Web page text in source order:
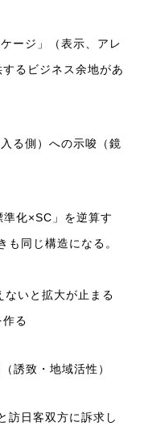
ージ」（表示、アレ
るビジネス余地があ
る側）への示唆（鏡
化×SC」を逆算す
も同じ構造になる。
ないと拡大が止まる
る
誘致・地域活性）
訪日客双方に訴求し